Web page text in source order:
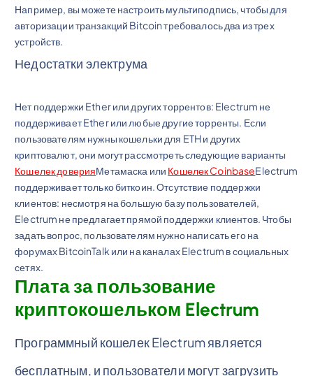
Например, вы можете настроить мультиподпись, чтобы для
авторизации транзакций Bitcoin требовалось два из трех
устройств.
Недостатки электрума
Нет поддержки Ether или других торрентов: Electrum не
поддерживает Ether или любые другие торренты. Если
пользователям нужны кошельки для ETH и других
криптовалют, они могут рассмотреть следующие варианты
Кошелек доверияМетамаска или Кошелек CoinbaseElectrum
поддерживает только биткоин. Отсутствие поддержки
клиентов: несмотря на большую базу пользователей,
Electrum не предлагает прямой поддержки клиентов. Чтобы
задать вопрос, пользователям нужно написать его на
форумах BitcoinTalk или на каналах Electrum в социальных
сетях.
Плата за пользование
криптокошельком Electrum
Программный кошелек Electrum является
бесплатным, и пользователи могут загрузить